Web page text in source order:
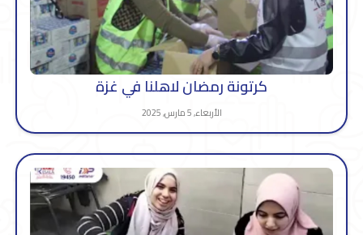
كرتونة رمضان لاهلنا في غزة
الأربعاء, 5 مارس, 2025